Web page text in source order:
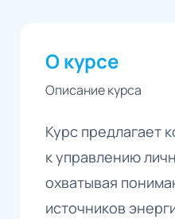
О курсе
Описание курса
Курс предлагает
к управлению
охватывая
источников